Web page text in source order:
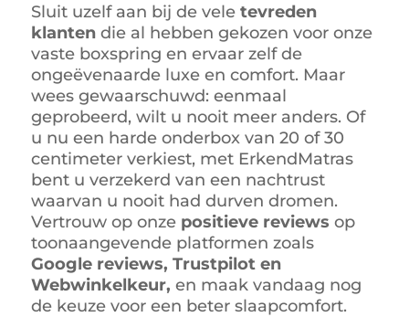
Sluit uzelf aan bij de vele tevreden
klantendie al hebben gekozen voor onze
vaste boxspring en ervaar zelf de
ongeëvenaarde luxe en comfort. Maar
wees gewaarschuwd: eenmaal
geprobeerd, wilt u nooit meer anders. Of
u nu een harde onderbox van 20 of 30
centimeter verkiest, met ErkendMatras
bent u verzekerd van een nachtrust
waarvan u nooit had durven dromen.
Vertrouw op onze positieve reviews op
toonaangevende platformen zoals
Google reviews, Trustpilot en
Webwinkelkeur, en maak vandaag nog
de keuze voor een beter slaapcomfort.